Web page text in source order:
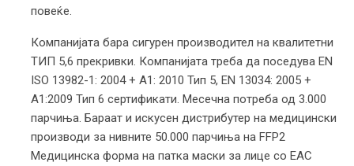
повеќе.
Компанијата бара сигурен производител на квалитетни
ТИП 5,6 прекривки. Компанијата треба да поседува EN
ISO 13982-1: 2004 + A1: 2010 Тип 5, EN 13034: 2005 +
A1:2009 Тип 6 сертификати. Месечна потреба од 3.000
парчиња. Бараат и искусен дистрибутер на медицински
производи за нивните 50.000 парчиња на FFP2
Медицинска форма на патка маски за лице со EAC